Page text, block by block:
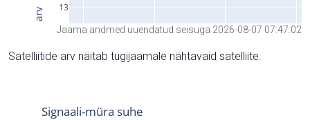
Jaama andmed uuendatud seisuga 2026-08-07 07:47:02
Satelliitide arv näitab tugijaamale nähtavaid satelliite.